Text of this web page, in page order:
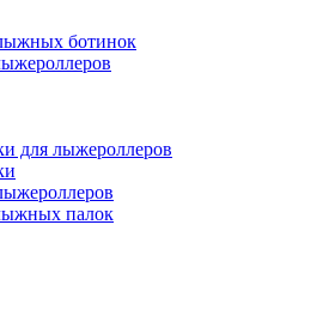
ботинок
для лыжероллеров
палок